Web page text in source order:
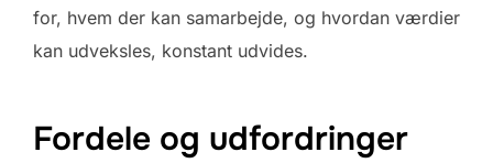
for, hvem der kan samarbejde, og hvordan værdier
kan udveksles, konstant udvides.
Fordele og udfordringer